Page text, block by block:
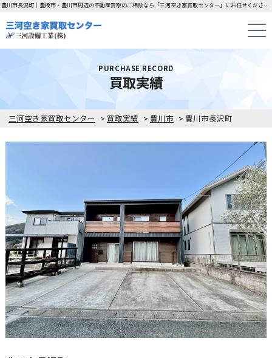
豊川市長沢町｜豊橋市・豊川市周辺の不動産買取のご相談なら「三河空き家買取センター」にお任せください！
三河空き家買取センター > 買取実績 > 豊川市 > 豊川市長沢町
PURCHASE RECORD
買取実績